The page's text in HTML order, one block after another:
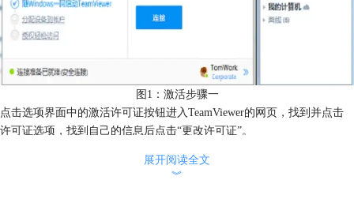
图1：激活步骤一
点击选项界面中的激活许可证按钮进入TeamViewer的网页，找到并点击
许可证选项，找到自己的信息后点击“更改许可证”。
展开阅读全文
︾